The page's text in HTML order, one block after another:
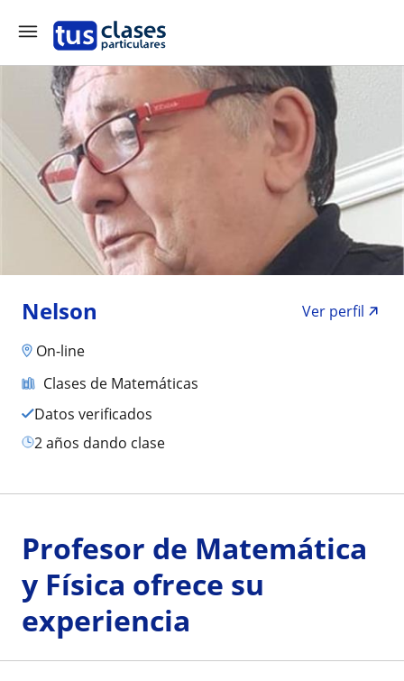
Nelson
Ver perfil
On-line
Clases de Matemáticas
Datos verificados
2 años dando clase
Profesor de Matemática
y Física ofrece su
experiencia